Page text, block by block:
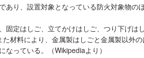
あり、設置対象となっている防火対象物の
固定はしご、立てかけはしご、つり下げは
材料により、金属製はしごと金属製以外
っている。（Wikipediaより）